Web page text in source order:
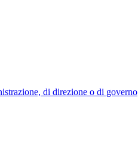
di direzione o di governo